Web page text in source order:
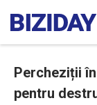
Percheziții
pentru